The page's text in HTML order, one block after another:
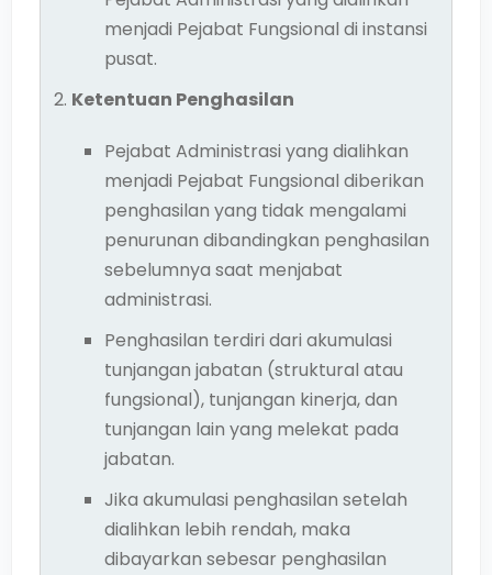
menjadi Pejabat Fungsional di instansi
pusat.
Ketentuan Penghasilan
Pejabat Administrasi yang dialihkan
menjadi Pejabat Fungsional diberikan
penghasilan yang tidak mengalami
penurunan dibandingkan penghasilan
sebelumnya saat menjabat
administrasi.
Penghasilan terdiri dari akumulasi
tunjangan jabatan (struktural atau
fungsional), tunjangan kinerja, dan
tunjangan lain yang melekat pada
jabatan.
Jika akumulasi penghasilan setelah
dialihkan lebih rendah, maka
dibayarkan sebesar penghasilan